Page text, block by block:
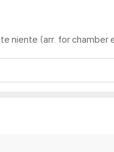
niente (arr. for chamber